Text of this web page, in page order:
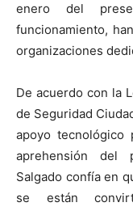
enero del
funcionamiento,
organizaciones
De acuerdo con la
de Seguridad
apoyo tecnológico
aprehensión del
Salgado confía en
se están